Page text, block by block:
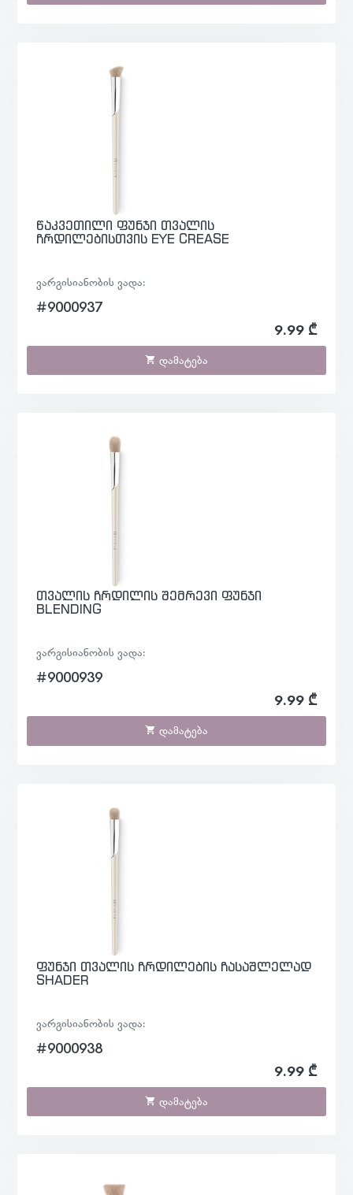
წაკვეთილი ფუნჯი თვალის
ჩრდილებისთვის EYE CREASE
ვარგისიანობის ვადა:
#9000937
9.99 ₾
დამატება
თვალის ჩრდილის შემრევი ფუნჯი
BLENDING
ვარგისიანობის ვადა:
#9000939
9.99 ₾
დამატება
ფუნჯი თვალის ჩრდილების ჩასაშლელად
SHADER
ვარგისიანობის ვადა:
#9000938
9.99 ₾
დამატება